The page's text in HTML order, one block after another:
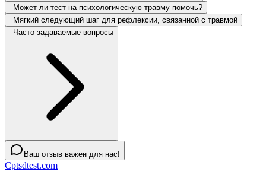
Может ли тест на психологическую травму помочь?
Мягкий следующий шаг для рефлексии, связанной с травмой
Часто задаваемые вопросы
Ваш отзыв важен для нас!
Cptsdtest.com